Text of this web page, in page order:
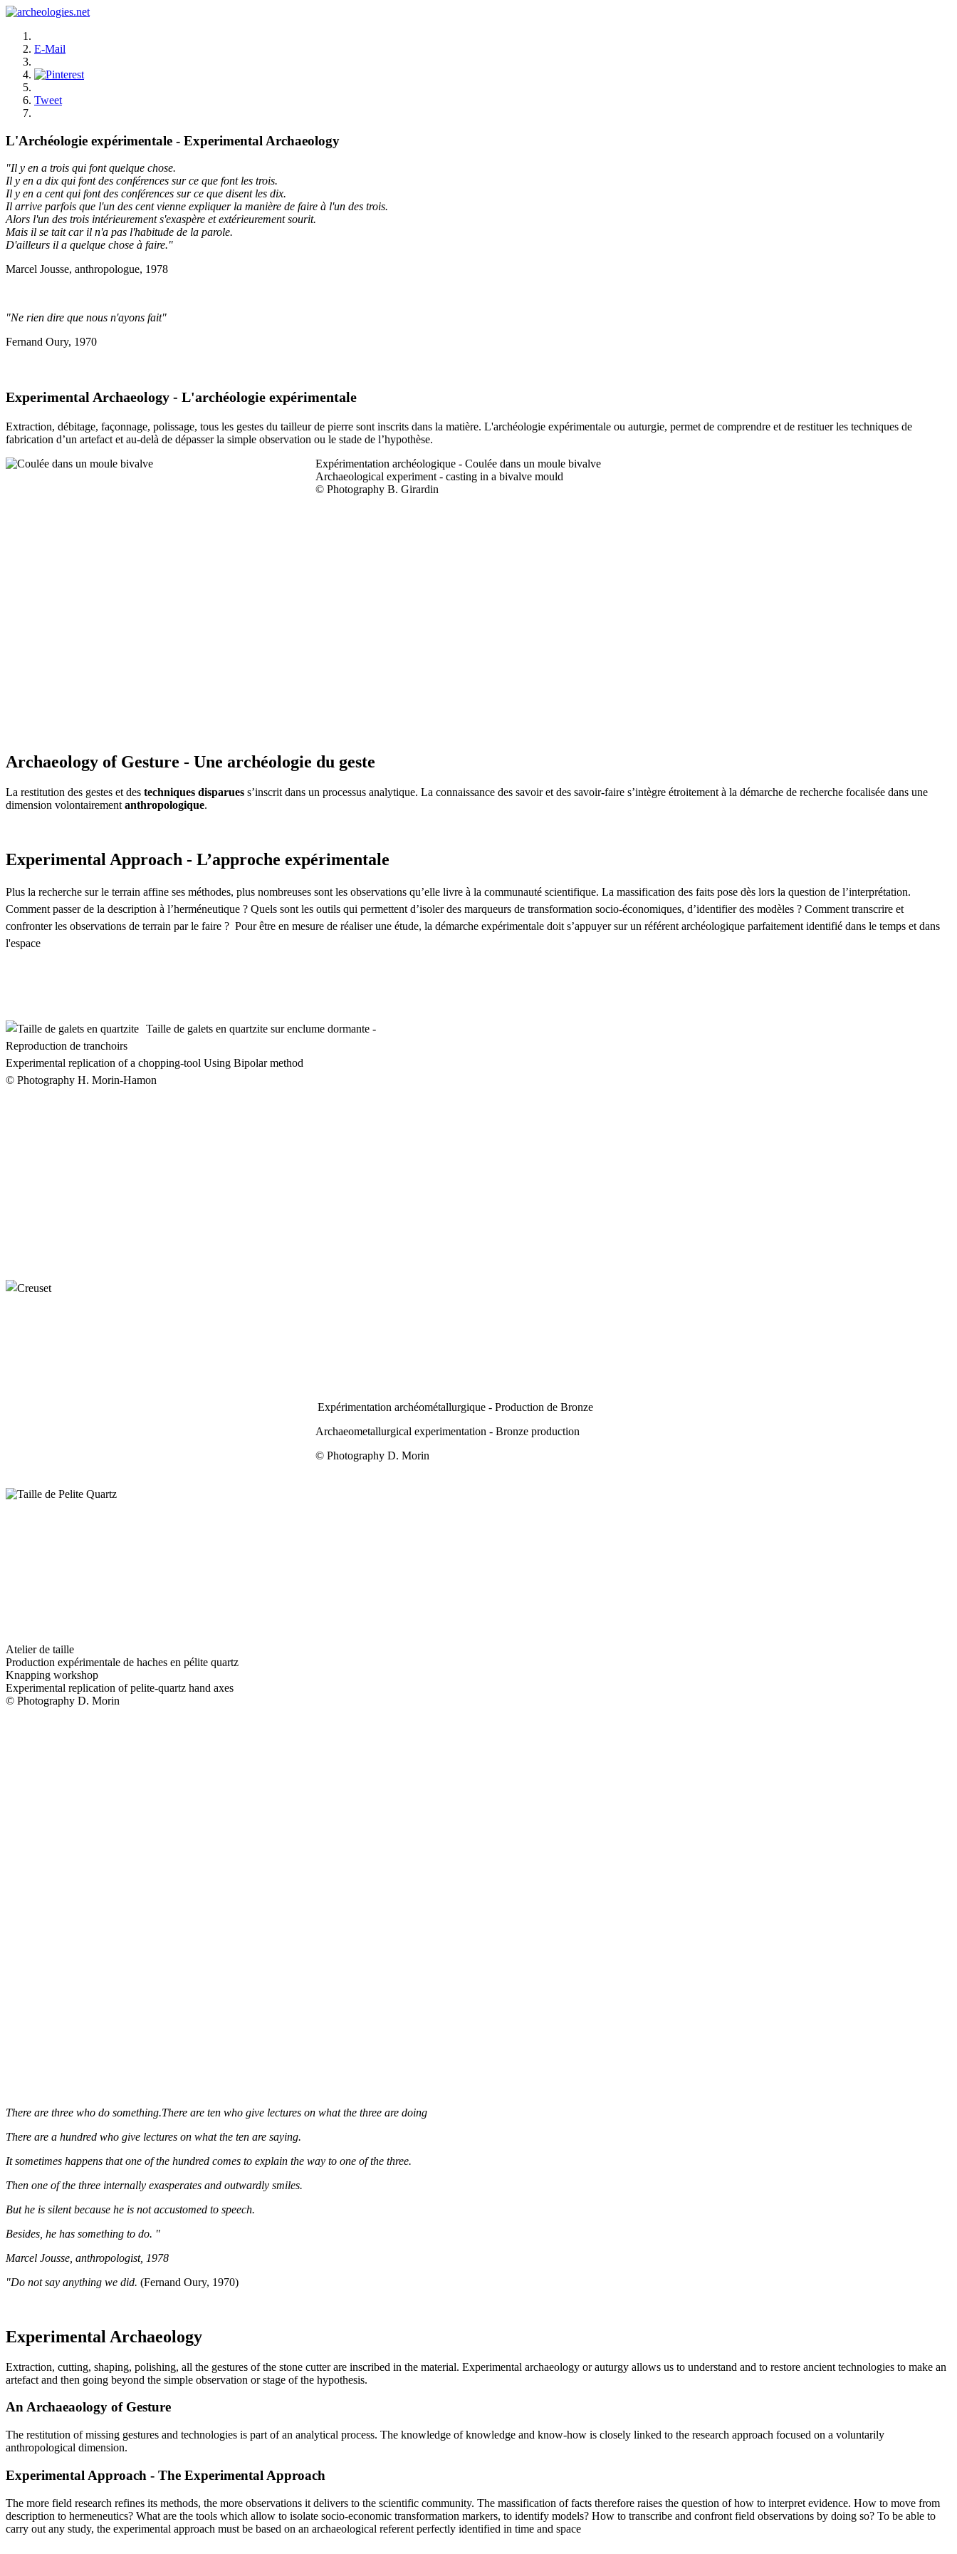
E-Mail
Tweet
L'Archéologie expérimentale - Experimental Archaeology
"Il y en a trois qui font quelque chose.
Il y en a dix qui font des conférences sur ce que font les trois.
Il y en a cent qui font des conférences sur ce que disent les dix.
Il arrive parfois que l'un des cent vienne expliquer la manière de faire à l'un des trois.
Alors l'un des trois intérieurement s'exaspère et extérieurement sourit.
Mais il se tait car il n'a pas l'habitude de la parole.
D'ailleurs il a quelque chose à faire."
Marcel Jousse, anthropologue, 1978
"Ne rien dire que nous n'ayons fait"
Fernand Oury, 1970
Experimental Archaeology - L'archéologie expérimentale
Extraction, débitage, façonnage, polissage, tous les gestes du tailleur de pierre sont inscrits dans la matière. L'archéologie expérimentale ou auturgie, permet de comprendre et de restituer les techniques de
fabrication d’un artefact et au-delà de dépasser la simple observation ou le stade de l’hypothèse.
Expérimentation archéologique - Coulée dans un moule bivalve
Archaeological experiment - casting in a bivalve mould
© Photography B. Girardin
Archaeology of Gesture - Une archéologie du geste
La restitution des gestes et des techniques disparues s’inscrit dans un processus analytique. La connaissance des savoir et des savoir-faire s’intègre étroitement à la démarche de recherche focalisée dans une
dimension volontairement anthropologique.
Experimental Approach - L’approche expérimentale
Plus la recherche sur le terrain affine ses méthodes, plus nombreuses sont les observations qu’elle livre à la communauté scientifique. La massification des faits pose dès lors la question de l’interprétation.
Comment passer de la description à l’herméneutique ? Quels sont les outils qui permettent d’isoler des marqueurs de transformation socio-économiques, d’identifier des modèles ? Comment transcrire et
confronter les observations de terrain par le faire ? Pour être en mesure de réaliser une étude, la démarche expérimentale doit s’appuyer sur un référent archéologique parfaitement identifié dans le temps et dans
l'espace
Taille de galets en quartzite sur enclume dormante -
Reproduction de tranchoirs
Experimental replication of a chopping-tool Using Bipolar method
© Photography H. Morin-Hamon
Expérimentation archéométallurgique - Production de Bronze
Archaeometallurgical experimentation - Bronze production
© Photography D. Morin
Atelier de taille
Production expérimentale de haches en pélite quartz
Knapping workshop
Experimental replication of pelite-quartz hand axes
© Photography D. Morin
There are three who do something.There are ten who give lectures on what the three are doing
There are a hundred who give lectures on what the ten are saying.
It sometimes happens that one of the hundred comes to explain the way to one of the three.
Then one of the three internally exasperates and outwardly smiles.
But he is silent because he is not accustomed to speech.
Besides, he has something to do. "
Marcel Jousse, anthropologist, 1978
"Do not say anything we did. (Fernand Oury, 1970)
Experimental Archaeology
Extraction, cutting, shaping, polishing, all the gestures of the stone cutter are inscribed in the material. Experimental archaeology or auturgy allows us to understand and to restore ancient technologies to make an
artefact and then going beyond the simple observation or stage of the hypothesis.
An Archaeaology of Gesture
The restitution of missing gestures and technologies is part of an analytical process. The knowledge of knowledge and know-how is closely linked to the research approach focused on a voluntarily
anthropological dimension.
Experimental Approach - The Experimental Approach
The more field research refines its methods, the more observations it delivers to the scientific community. The massification of facts therefore raises the question of how to interpret evidence. How to move from
description to hermeneutics? What are the tools which allow to isolate socio-economic transformation markers, to identify models? How to transcribe and confront field observations by doing so? To be able to
carry out any study, the experimental approach must be based on an archaeological referent perfectly identified in time and space